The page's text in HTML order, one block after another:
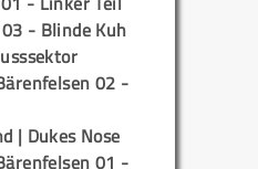
- Blinde Kuh
02 -
| Dukes Nose
01 -